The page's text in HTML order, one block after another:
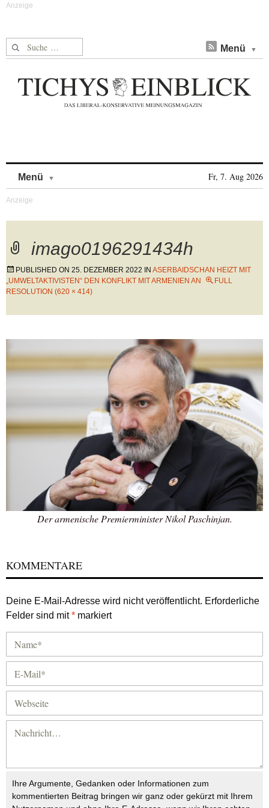
Suche nach: Menü
Menü Fr, 7. Aug 2026
imago0196291434h
PUBLISHED ON 25. DEZEMBER 2022 IN ASERBAIDSCHAN HEIZT MIT
„UMWELTAKTIVISTEN“ DEN KONFLIKT MIT ARMENIEN AN
FULL
RESOLUTION (620 × 414)
Der armenische Premierminister Nikol Paschinjan.
KOMMENTARE
Deine E-Mail-Adresse wird nicht veröffentlicht. Erforderliche
Felder sind mit* markiert
Ihre Argumente, Gedanken oder Informationen zum
kommentierten Beitrag bringen wir ganz oder gekürzt mit Ihrem